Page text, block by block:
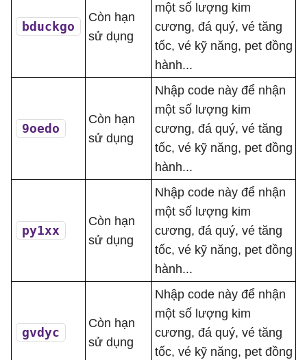
bduckgo
Còn hạn
sử dụng
một số lượng kim
cương, đá quý, vé tăng
tốc, vé kỹ năng, pet đồng
hành...
9oedo
Còn hạn
sử dụng
Nhập code này để nhận
một số lượng kim
cương, đá quý, vé tăng
tốc, vé kỹ năng, pet đồng
hành...
py1xx
Còn hạn
sử dụng
Nhập code này để nhận
một số lượng kim
cương, đá quý, vé tăng
tốc, vé kỹ năng, pet đồng
hành...
gvdyc
Còn hạn
sử dụng
Nhập code này để nhận
một số lượng kim
cương, đá quý, vé tăng
tốc, vé kỹ năng, pet đồng